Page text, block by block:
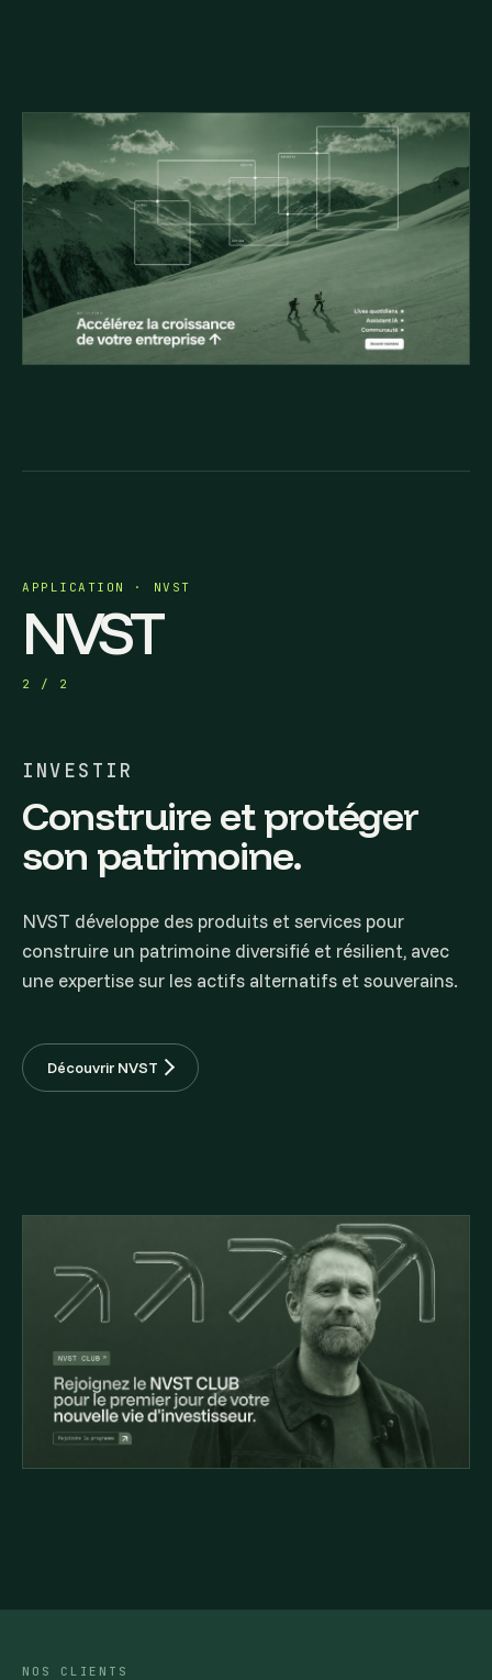
APPLICATION · NVST
NVST
2 / 2
INVESTIR
Construire et protéger
son patrimoine.
NVST développe des produits et services pour
construire un patrimoine diversifié et résilient, avec
une expertise sur les actifs alternatifs et souverains.
Découvrir NVST
NOS CLIENTS